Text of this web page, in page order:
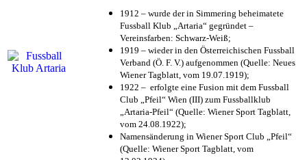
1912 – wurde der in Simmering beheimatete
Fussball Klub „Artaria“ gegründet –
Vereinsfarben: Schwarz-Weiß;
1919 – wieder in den Österreichischen Fussball
Verband (Ö. F. V.) aufgenommen (Quelle: Neues
Wiener Tagblatt, vom 19.07.1919);
1922 – erfolgte eine Fusion mit dem Fussball
Club „Pfeil“ Wien (III) zum Fussballklub
„Artaria-Pfeil“ (Quelle: Wiener Sport Tagblatt,
vom 24.08.1922);
Namensänderung in Wiener Sport Club „Pfeil“
(Quelle: Wiener Sport Tagblatt, vom